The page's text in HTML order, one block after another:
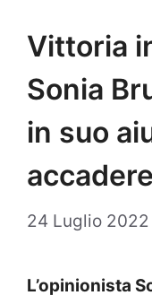
Vittoria
Sonia
in suo
24 Luglio 2022
L’opinionista